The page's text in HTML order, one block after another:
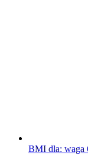
BMI dla: waga